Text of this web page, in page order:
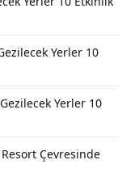
Yerler 10
Yerler 10
Çevresinde